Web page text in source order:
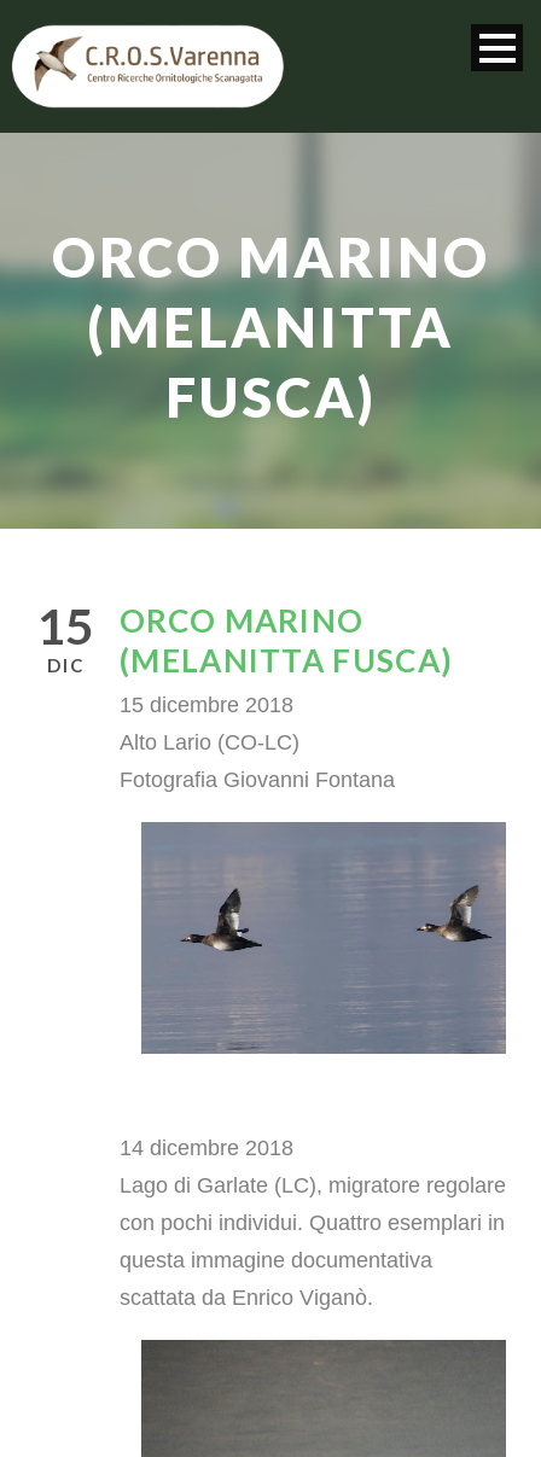
ORCO MARINO
(MELANITTA
FUSCA)
15
DIC
ORCO MARINO
(MELANITTA FUSCA)
15 dicembre 2018
Alto Lario (CO-LC)
Fotografia Giovanni Fontana
14 dicembre 2018
Lago di Garlate (LC), migratore regolare
con pochi individui. Quattro esemplari in
questa immagine documentativa
scattata da Enrico Viganò.